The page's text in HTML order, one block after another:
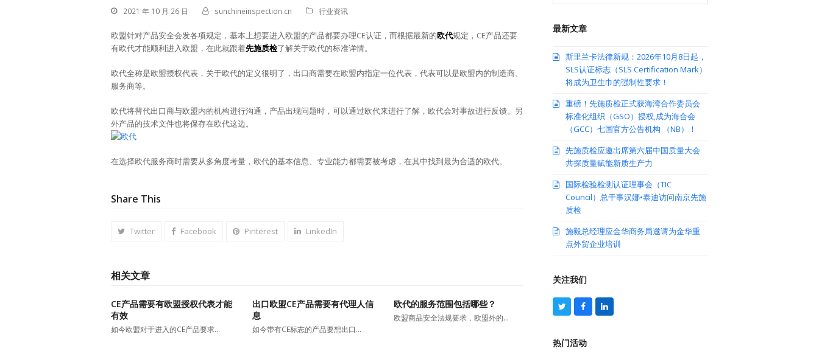
2021 年 10 月 26 日 sunchineinspection.cn 行业资讯
欧盟针对产品安全会发各项规定，基本上想要进入欧盟的产品都要办理CE认证，而根据最新的欧代规定，CE产品还要
有欧代才能顺利进入欧盟，在此就跟着先施质检了解关于欧代的标准详情。
欧代全称是欧盟授权代表，关于欧代的定义很明了，出口商需要在欧盟内指定一位代表，代表可以是欧盟内的制造商、
服务商等。
欧代将替代出口商与欧盟内的机构进行沟通，产品出现问题时，可以通过欧代来进行了解，欧代会对事故进行反馈。另
外产品的技术文件也将保存在欧代这边。
在选择欧代服务商时需要从多角度考量，欧代的基本信息、专业能力都需要被考虑，在其中找到最为合适的欧代。
Share This
Twitter Facebook Pinterest LinkedIn
相关文章
CE产品需要有欧盟授权代表才能
有效
如今欧盟对于进入的CE产品要求…
出口欧盟CE产品需要有代理人信
息
如今带有CE标志的产品要想出口…
欧代的服务范围包括哪些？
欧盟商品安全法规要求，欧盟外的…
最新文章
斯里兰卡法律新规：2026年10月8日起，
SLS认证标志（SLS Certification Mark）
将成为卫生巾的强制性要求！
重磅！先施质检正式获海湾合作委员会
标准化组织（GSO）授权,成为海合会
（GCC）七国官方公告机构 （NB）！
先施质检应邀出席第六届中国质量大会
共探质量赋能新质生产力
国际检验检测认证理事会（TIC
Council）总干事汉娜•泰迪访问南京先施
质检
施毅总经理应金华商务局邀请为金华重
点外贸企业培训
关注我们
T
w
t
t
F
a
b
L
i
热门活动